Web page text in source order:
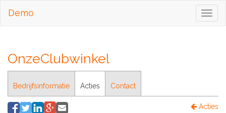
Demo
OnzeClubwinkel
Bedrijfsinformatie Acties Contact
Acties